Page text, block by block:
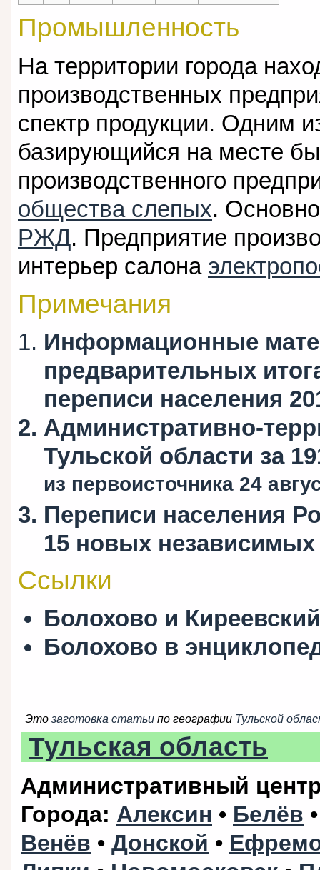
Промышленность
На территории города
производственных
спектр продукции. Одним
базирующийся на месте
производственного
общества слепых.
РЖД. Предприятие
интерьер салона
Примечания
Информационные
предварительных
переписи населения
Административно-
Тульской области за
из первоисточника 24
Переписи населения
15 новых независимых
Ссылки
Болохово и
Болохово в
Это заготовка статьи по географии Тульской
Тульская область
Административный
Города: Алексин • Белёв
Венёв • Донской •